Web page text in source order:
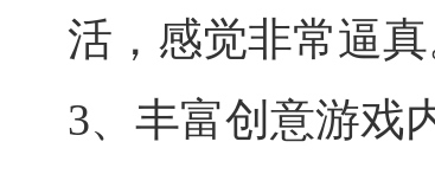
活，感觉非常逼真
3、丰富创意游戏